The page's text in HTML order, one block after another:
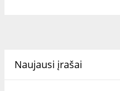
Naujausi įrašai